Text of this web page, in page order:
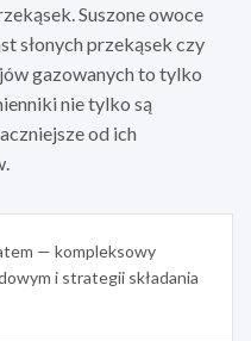
Suszone owoce
słonych przekąsek czy
gazowanych to tylko
nie tylko są
od ich
— kompleksowy
i strategii składania